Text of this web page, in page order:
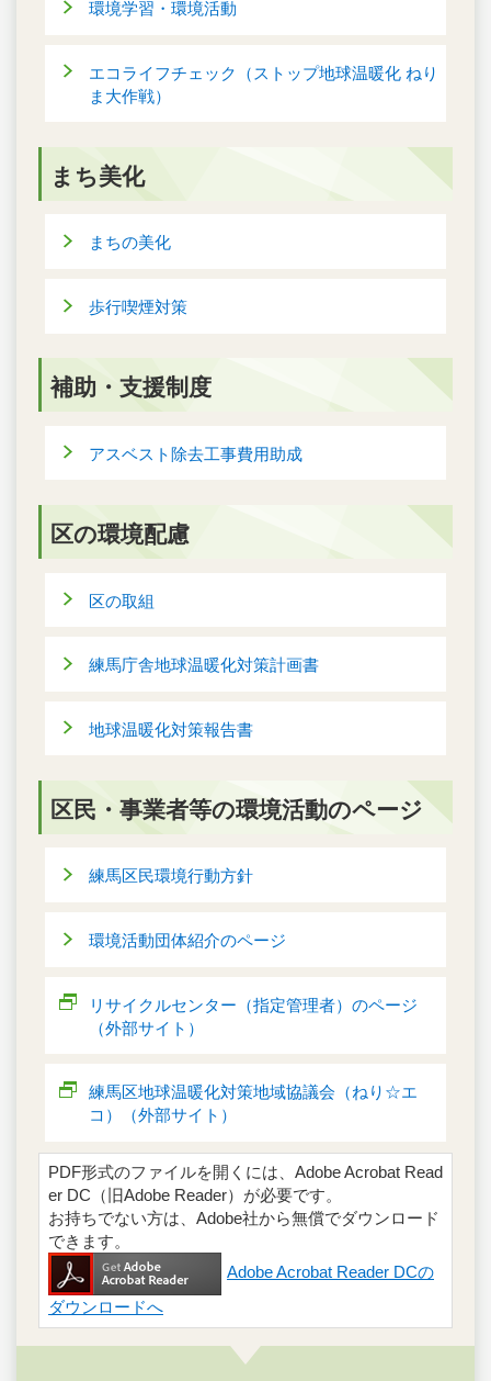
環境学習・環境活動
エコライフチェック（ストップ地球温暖化 ねり
ま大作戦）
まち美化
まちの美化
歩行喫煙対策
補助・支援制度
アスベスト除去工事費用助成
区の環境配慮
区の取組
練馬庁舎地球温暖化対策計画書
地球温暖化対策報告書
区民・事業者等の環境活動のページ
練馬区民環境行動方針
環境活動団体紹介のページ
リサイクルセンター（指定管理者）のページ
（外部サイト）
練馬区地球温暖化対策地域協議会（ねり☆エ
コ）（外部サイト）
PDF形式のファイルを開くには、Adobe Acrobat Read
er DC（旧Adobe Reader）が必要です。
お持ちでない方は、Adobe社から無償でダウンロード
できます。
Adobe Acrobat Reader DCの
ダウンロードへ